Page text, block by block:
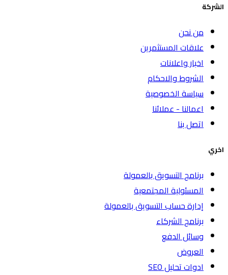
الشركة
من نحن
علاقات المستثمرين
اخبار واعلانات
الشروط والاحكام
سياسة الخصوصية
اعمالنا - عملائنا
اتصل بنا
اخري
برنامج التسويق بالعمولة
المسئولية المجتمعية
إدارة حساب التسويق بالعمولة
برنامج الشركاء
وسائل الدفع
العروض
ادوات تحليل SEO